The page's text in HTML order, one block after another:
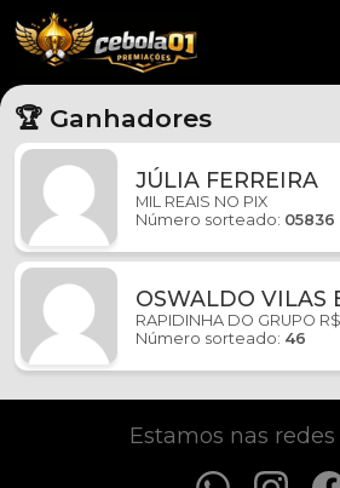
🏆 Ganhadores
JÚLIA FERREIRA
MIL REAIS NO PIX
Número sorteado: 05836
RAPIDINHA DO GRUPO
Número sorteado: 46
Estamos nas redes